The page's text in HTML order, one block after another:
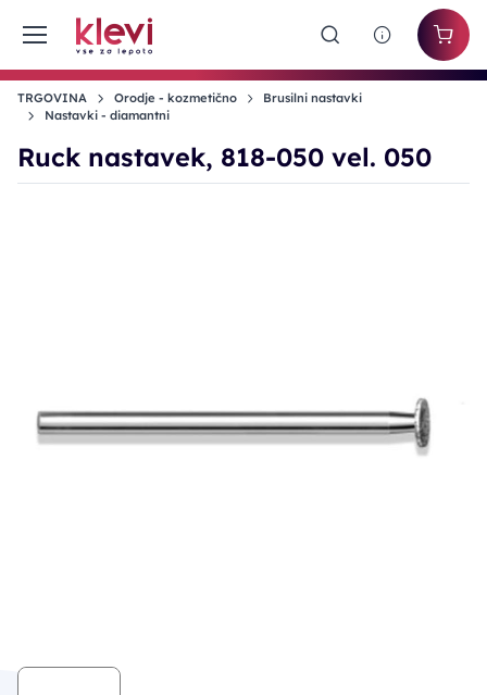
TRGOVINA Orodje - kozmetično
Brusilni nastavki
Nastavki - diamantni
Ruck nastavek, 818-050 vel. 050